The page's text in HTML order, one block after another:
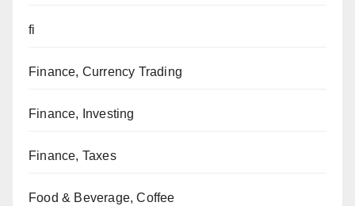
fi
Finance, Currency Trading
Finance, Investing
Finance, Taxes
Food & Beverage, Coffee